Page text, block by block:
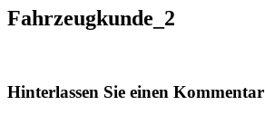
Fahrzeugkunde_2
Hinterlassen Sie einen Kommentar